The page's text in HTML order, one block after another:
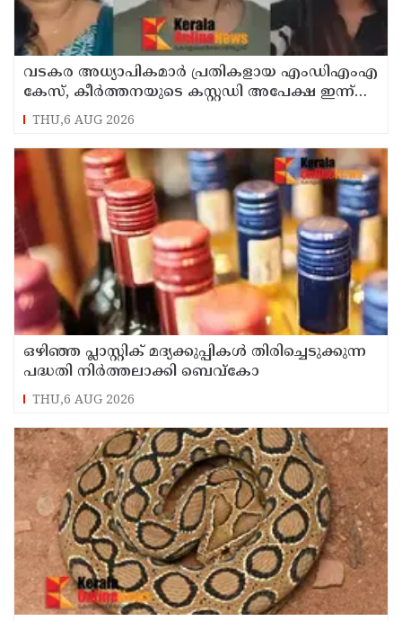
വടകര അധ്യാപികമാർ പ്രതികളായ എംഡിഎംഎ
കേസ്, കീർത്തനയുടെ കസ്റ്റഡി അപേക്ഷ ഇന്ന്
പരിഗണിക്കും
THU,6 AUG 2026
ഒഴിഞ്ഞ പ്ലാസ്റ്റിക് മദ്യക്കുപ്പികള്‍ തിരിച്ചെടുക്കുന്ന
പദ്ധതി നിര്‍ത്തലാക്കി ബെവ്കോ
THU,6 AUG 2026